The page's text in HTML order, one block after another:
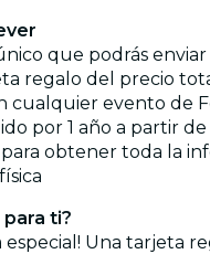
que podrás
regalo del precio
cualquier evento de
por 1 año a partir
obtener toda la
ti?
especial! Una tarjeta